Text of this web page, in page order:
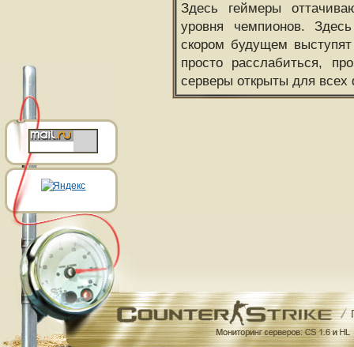
Здесь геймеры
уровня чемпионов.
скором будущем
просто расслабиться,
серверы открыты для всех